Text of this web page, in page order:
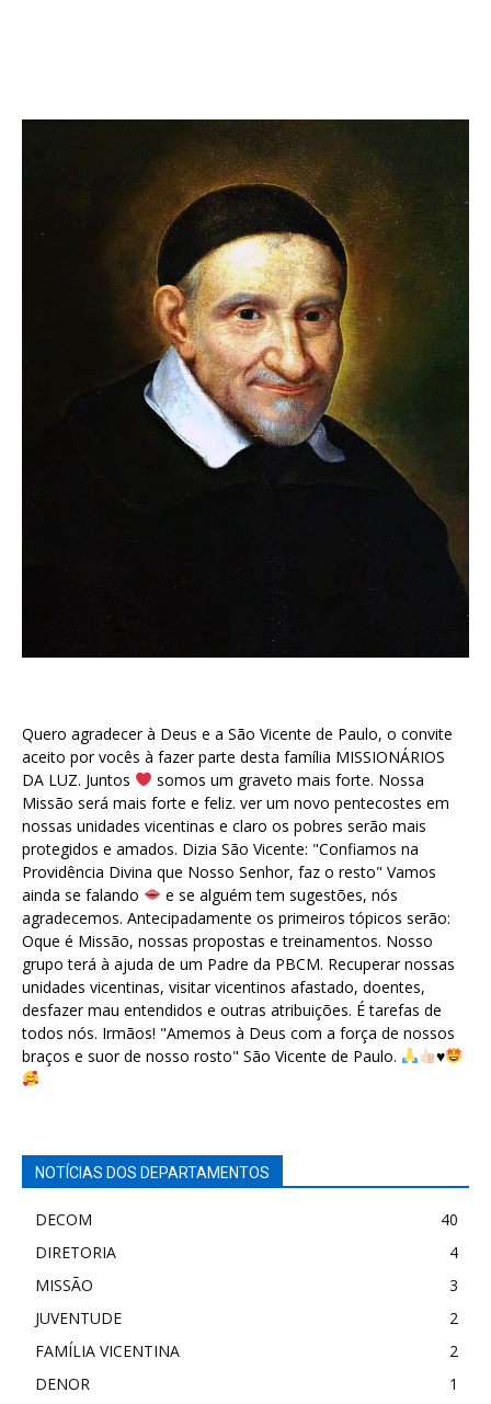
Quero agradecer à Deus e a São Vicente de Paulo, o convite
aceito por vocês à fazer parte desta família MISSIONÁRIOS
DA LUZ. Juntos
somos um graveto mais forte. Nossa
Missão será mais forte e feliz. ver um novo pentecostes em
nossas unidades vicentinas e claro os pobres serão mais
protegidos e amados. Dizia São Vicente: "Confiamos na
Providência Divina que Nosso Senhor, faz o resto" Vamos
ainda se falando
e se alguém tem sugestões, nós
agradecemos. Antecipadamente os primeiros tópicos serão:
Oque é Missão, nossas propostas e treinamentos. Nosso
grupo terá à ajuda de um Padre da PBCM. Recuperar nossas
unidades vicentinas, visitar vicentinos afastado, doentes,
desfazer mau entendidos e outras atribuições. É tarefas de
todos nós. Irmãos! "Amemos à Deus com a força de nossos
braços e suor de nosso rosto" São Vicente de Paulo.
♥️
NOTÍCIAS DOS DEPARTAMENTOS
DECOM
40
DIRETORIA
4
MISSÃO
3
JUVENTUDE
2
FAMÍLIA VICENTINA
2
DENOR
1